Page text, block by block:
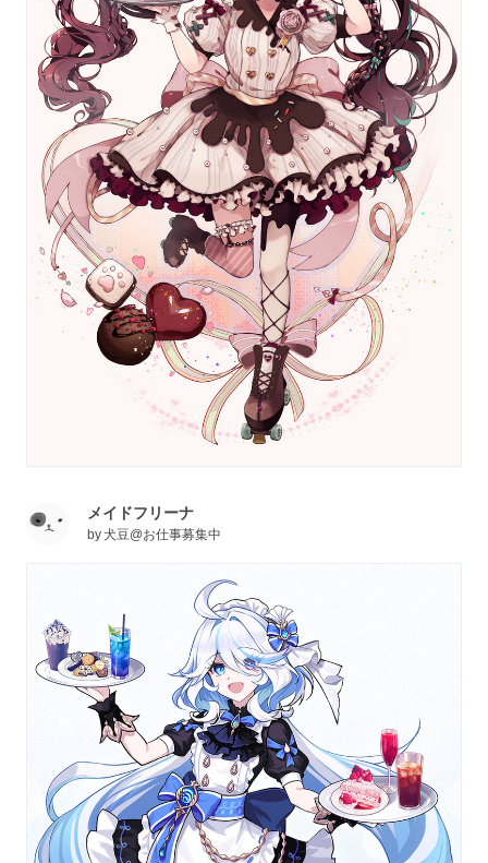
メイドフリーナ
by犬豆@お仕事募集中